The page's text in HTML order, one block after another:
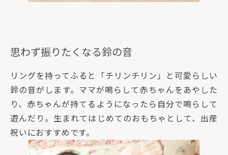
思わず振りたくなる鈴の音
リングを持ってふると「チリンチリン」と可愛らしい
鈴の音がします。ママが鳴らして赤ちゃんをあやした
り、赤ちゃんが持てるようになったら自分で鳴らして
遊んだり。生まれてはじめてのおもちゃとして、出産
祝いにおすすめです。